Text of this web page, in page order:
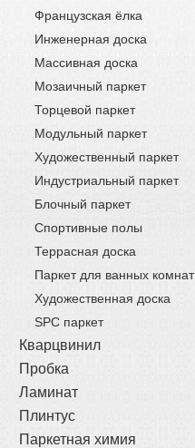
Французская ёлка
Инженерная доска
Массивная доска
Мозаичный паркет
Торцевой паркет
Модульный паркет
Художественный паркет
Индустриальный паркет
Блочный паркет
Спортивные полы
Террасная доска
Паркет для ванных комнат
Художественная доска
SPC паркет
Кварцвинил
Пробка
Ламинат
Плинтус
Паркетная химия